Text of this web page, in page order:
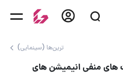
ترین‌ها (سینمایی)
های منفی انیمیشن های